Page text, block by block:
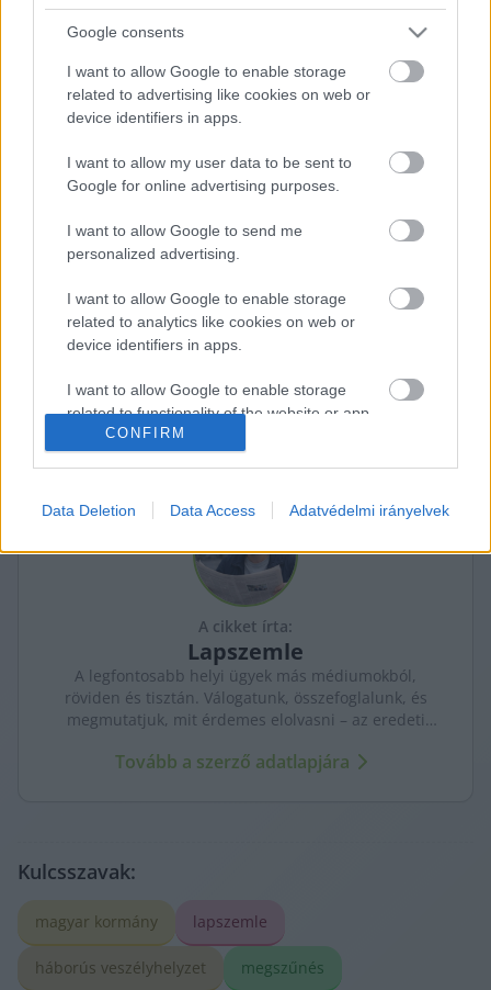
Google consents
I want to allow Google to enable storage
related to advertising like cookies on web or
device identifiers in apps.
I want to allow my user data to be sent to
Google for online advertising purposes.
I want to allow Google to send me
personalized advertising.
I want to allow Google to enable storage
related to analytics like cookies on web or
device identifiers in apps.
I want to allow Google to enable storage
related to functionality of the website or app.
I want to allow Google to enable storage
I want to allow Google to enable storage
related to security, including authentication
functionality and fraud prevention, and other
CONFIRM
Data Deletion Data Access Adatvédelmi irányelvek
háborúhoz közvetlenül nem kapcsolódó
ügyekben is. Végül figyelmeztettek arra, hogy
bár a különleges jogrend véget ért, számos
veszélyhelyzeti intézkedés tovább él törvényi
ECSUP SHORTS
A cikket írta:
Lapszemle
A legfontosabb helyi ügyek más médiumokból,
röviden és tisztán. Válogatunk, összefoglalunk, és
megmutatjuk, mit érdemes elolvasni – az eredeti
Tovább a szerző adatlapjára
Kulcsszavak:
magyar kormány lapszemle
háborús veszélyhelyzet megszűnés